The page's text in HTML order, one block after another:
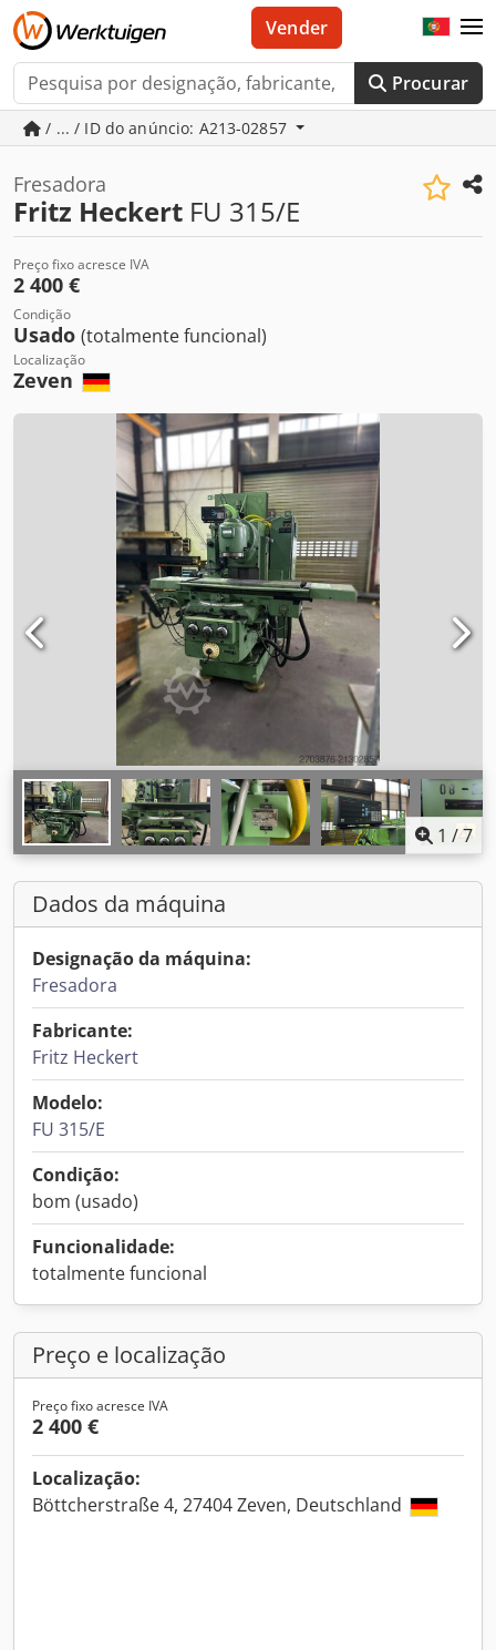
Procurar
Vender
/ ... / ID do anúncio: A213-02857
Fresadora
Fritz Heckert FU 315/E
Preço fixo acresce IVA
2 400 €
Condição
Usado (totalmente funcional)
Localização
Zeven
1 /7
Dados da máquina
Designação da máquina:
Fresadora
Fabricante:
Fritz Heckert
Modelo:
FU 315/E
Condição:
bom (usado)
Funcionalidade:
totalmente funcional
Preço e localização
Preço fixo acresce IVA
2 400 €
Localização:
Böttcherstraße 4, 27404 Zeven, Deutschland